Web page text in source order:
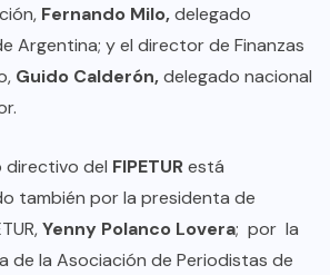
Fernando Milo,delegado
Argentina; y el director de Finanzas
Guido Calderón,delegado nacional
directivo del FIPETURestá
también por la presidenta de
Yenny Polanco Lovera; por la
de la Asociación de Periodistas de